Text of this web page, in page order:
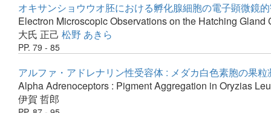
オキサンショウウオ胚における孵化腺細胞の電子顕微鏡
Electron Microscopic Observations on the Hatching
大氏 正己 松野 あきら
PP. 79 - 85
アルファ・アドレナリン性受容体 : メダカ白色素胞の果粒
Alpha Adrenoceptors : Pigment Aggregation in Oryzias
伊賀 哲郎